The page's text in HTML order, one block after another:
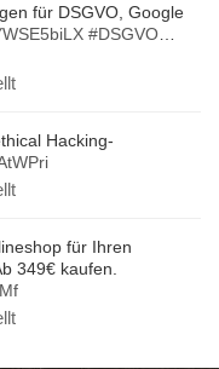
für DSGVO, Google
#DSGVO
Hacking-
für Ihren
349€ kaufen.